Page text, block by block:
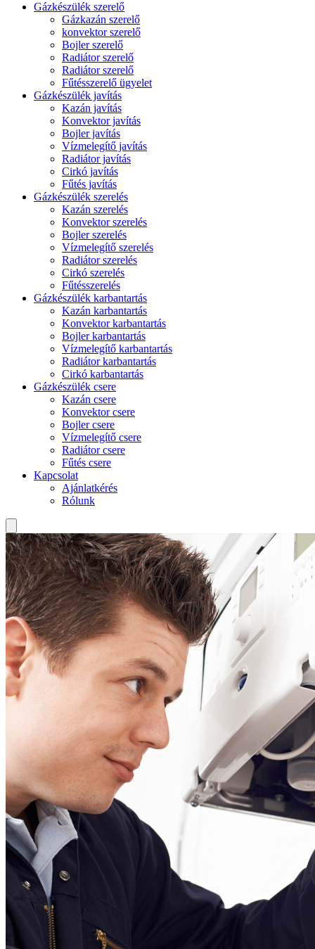
Gázkészülék szerelő
Gázkazán szerelő
konvektor szerelő
Bojler szerelő
Radiátor szerelő
Radiátor szerelő
Fűtésszerelő ügyelet
Gázkészülék javítás
Kazán javítás
Konvektor javítás
Bojler javítás
Vízmelegítő javítás
Radiátor javítás
Cirkó javítás
Fűtés javítás
Gázkészülék szerelés
Kazán szerelés
Konvektor szerelés
Bojler szerelés
Vízmelegítő szerelés
Radiátor szerelés
Cirkó szerelés
Fűtésszerelés
Gázkészülék karbantartás
Kazán karbantartás
Konvektor karbantartás
Bojler karbantartás
Vízmelegítő karbantartás
Radiátor karbantartás
Cirkó karbantartás
Gázkészülék csere
Kazán csere
Konvektor csere
Bojler csere
Vízmelegítő csere
Radiátor csere
Fűtés csere
Kapcsolat
Ajánlatkérés
Rólunk